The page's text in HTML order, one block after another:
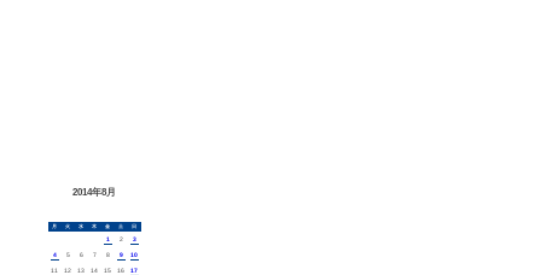
2014年8月
月 火 水 木 金 土 日
1 2 3
4 5 6 7 8 9 10
11 12 13 14 15 16 17